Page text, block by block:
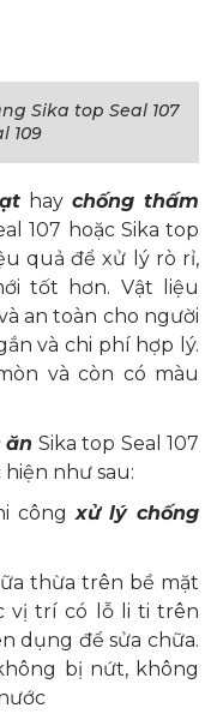
Sika top Seal 107
109
hay chống thấm
107 hoặc Sika top
quả để xử lý rò rỉ,
tốt hơn. Vật liệu
an toàn cho người
và chi phí hợp lý.
và còn có màu
ăn Sika top Seal 107
như sau:
công xử lý chống
thừa trên bề mặt
vị trí có lỗ li ti trên
dụng để sửa chữa.
bị nứt, không